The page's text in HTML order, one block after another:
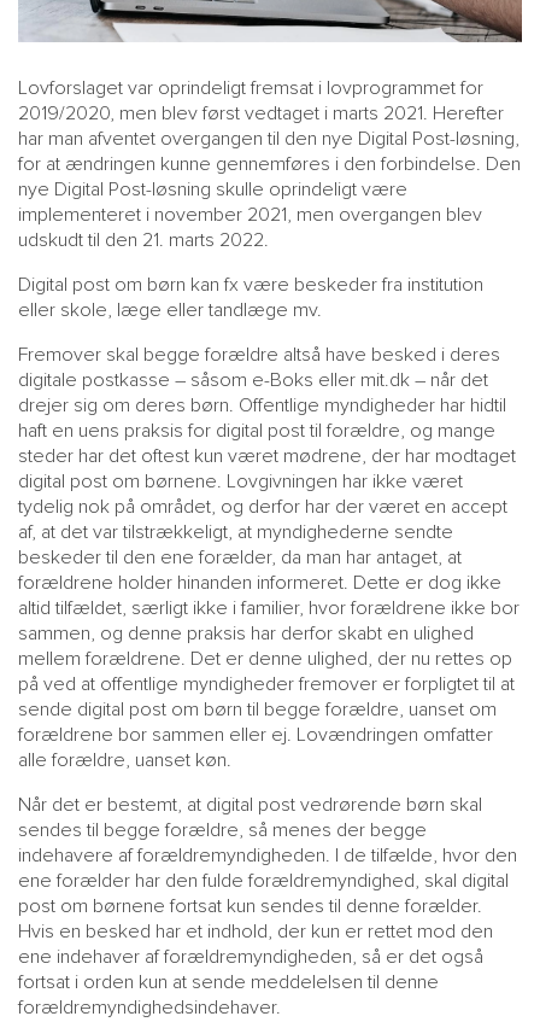
Lovforslaget var oprindeligt fremsat i lovprogrammet for
2019/2020, men blev først vedtaget i marts 2021. Herefter
har man afventet overgangen til den nye Digital Post-løsning,
for at ændringen kunne gennemføres i den forbindelse. Den
nye Digital Post-løsning skulle oprindeligt være
implementeret i november 2021, men overgangen blev
udskudt til den 21. marts 2022.
Digital post om børn kan fx være beskeder fra institution
eller skole, læge eller tandlæge mv.
Fremover skal begge forældre altså have besked i deres
digitale postkasse – såsom e-Boks eller mit.dk – når det
drejer sig om deres børn. Offentlige myndigheder har hidtil
haft en uens praksis for digital post til forældre, og mange
steder har det oftest kun været mødrene, der har modtaget
digital post om børnene. Lovgivningen har ikke været
tydelig nok på området, og derfor har der været en accept
af, at det var tilstrækkeligt, at myndighederne sendte
beskeder til den ene forælder, da man har antaget, at
forældrene holder hinanden informeret. Dette er dog ikke
altid tilfældet, særligt ikke i familier, hvor forældrene ikke bor
sammen, og denne praksis har derfor skabt en ulighed
mellem forældrene. Det er denne ulighed, der nu rettes op
på ved at offentlige myndigheder fremover er forpligtet til at
sende digital post om børn til begge forældre, uanset om
forældrene bor sammen eller ej. Lovændringen omfatter
alle forældre, uanset køn.
Når det er bestemt, at digital post vedrørende børn skal
sendes til begge forældre, så menes der begge
indehavere af forældremyndigheden. I de tilfælde, hvor den
ene forælder har den fulde forældremyndighed, skal digital
post om børnene fortsat kun sendes til denne forælder.
Hvis en besked har et indhold, der kun er rettet mod den
ene indehaver af forældremyndigheden, så er det også
fortsat i orden kun at sende meddelelsen til denne
forældremyndighedsindehaver.